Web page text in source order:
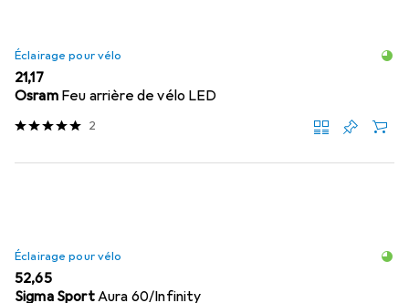
Éclairage pour vélo
EUR
21,17
Osram Feu arrière de vélo LED
2
Éclairage pour vélo
EUR
52,65
Sigma SportAura 60/Infinity